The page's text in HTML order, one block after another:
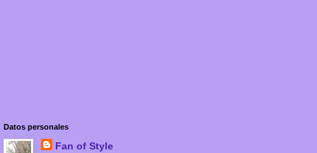
Datos personales
Fan of Style